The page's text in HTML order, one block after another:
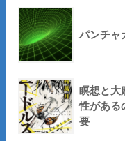
パンチャ
瞑想と
性がある
要